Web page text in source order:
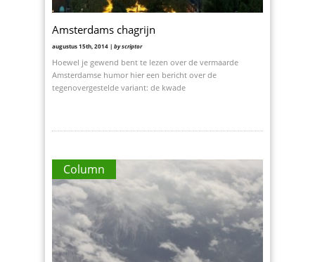
Amsterdams chagrijn
augustus 15th, 2014 | by scriptor
Hoewel je gewend bent te lezen over de vermaarde
Amsterdamse humor hier een bericht over de
tegenovergestelde variant: de kwade
Column